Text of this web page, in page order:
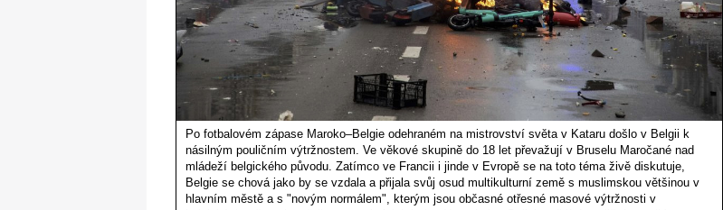
Po fotbalovém zápase Maroko–Belgie odehraném na mistrovství světa v Kataru došlo v Belgii k
násilným pouličním výtržnostem. Ve věkové skupině do 18 let převažují v Bruselu Maročané nad
mládeží belgického původu. Zatímco ve Francii i jinde v Evropě se na toto téma živě diskutuje,
Belgie se chová jako by se vzdala a přijala svůj osud multikulturní země s muslimskou většinou v
hlavním městě a s "novým normálem", kterým jsou občasné otřesné masové výtržnosti v